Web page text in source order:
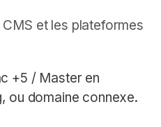
et les plateformes
+5 / Master en
ou domaine connexe.